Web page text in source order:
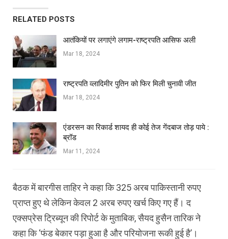
RELATED POSTS
आतंकियों पर लगाएंगे लगाम-राष्ट्रपति आसिफ अली
Mar 18, 2024
राष्ट्रपति व्लादिमीर पुतिन को फिर मिली चुनावी जीत
Mar 18, 2024
एंडरसन का रिकार्ड शायद ही कोई तेज गेंदबाज तोड़ पाये :
ब्रॉड
Mar 11, 2024
बैठक में बारगीस ताहिर ने कहा कि 325 अरब पाकिस्तानी रुपए
प्राप्त हुए थे लेकिन केवल 2 अरब रुपए खर्च किए गए हैं। द
एक्सप्रेस ट्रिब्यून की रिपोर्ट के मुताबिक, सैयद हुसैन तारिक ने
कहा कि ‘फंड बेकार पड़ा हुआ है और परियोजना रूकी हुई है’।